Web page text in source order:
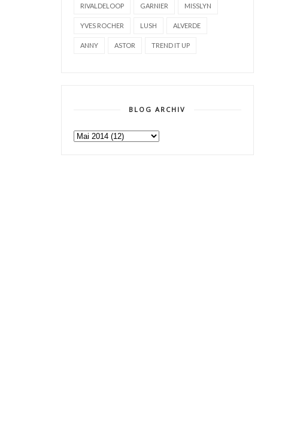
RIVALDELOOP GARNIER MISSLYN
YVES ROCHER LUSH ALVERDE
ANNY ASTOR TREND IT UP
BLOG ARCHIV